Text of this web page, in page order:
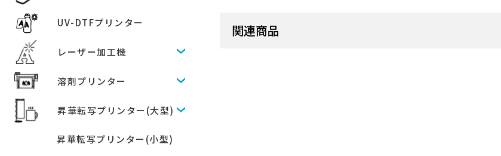
UV-DTFプリンター
レーザー加工機
溶剤プリンター
昇華転写プリンター(大型)
昇華転写プリンター(小型)
関連商品